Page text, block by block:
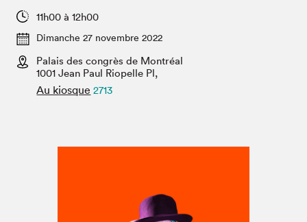
Espace exposant⋅e⋅s
Espace enseignant·e·s
Espace médias
Projets partenaires
11h00 à 12h00
Dimanche 27 novembre 2022
Palais des congrès de Montréal
1001 Jean Paul Riopelle Pl,
Au kiosque 2713